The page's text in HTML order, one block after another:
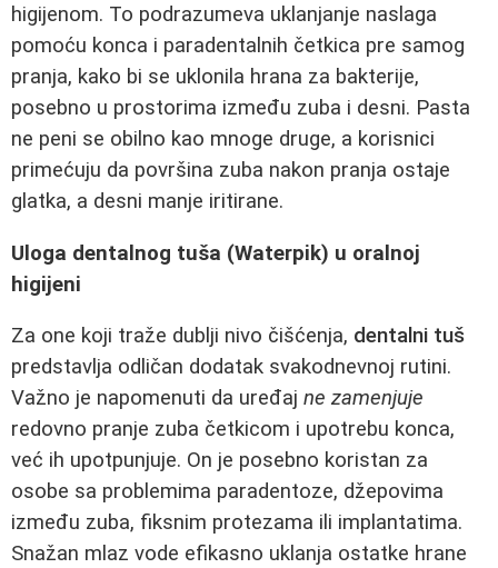
higijenom. To podrazumeva uklanjanje naslaga
pomoću konca i paradentalnih četkica pre samog
pranja, kako bi se uklonila hrana za bakterije,
posebno u prostorima između zuba i desni. Pasta
ne peni se obilno kao mnoge druge, a korisnici
primećuju da površina zuba nakon pranja ostaje
glatka, a desni manje iritirane.
Uloga dentalnog tuša (Waterpik) u oralnoj
higijeni
Za one koji traže dublji nivo čišćenja, dentalni tuš
predstavlja odličan dodatak svakodnevnoj rutini.
Važno je napomenuti da uređaj ne zamenjuje
redovno pranje zuba četkicom i upotrebu konca,
već ih upotpunjuje. On je posebno koristan za
osobe sa problemima paradentoze, džepovima
između zuba, fiksnim protezama ili implantatima.
Snažan mlaz vode efikasno uklanja ostatke hrane